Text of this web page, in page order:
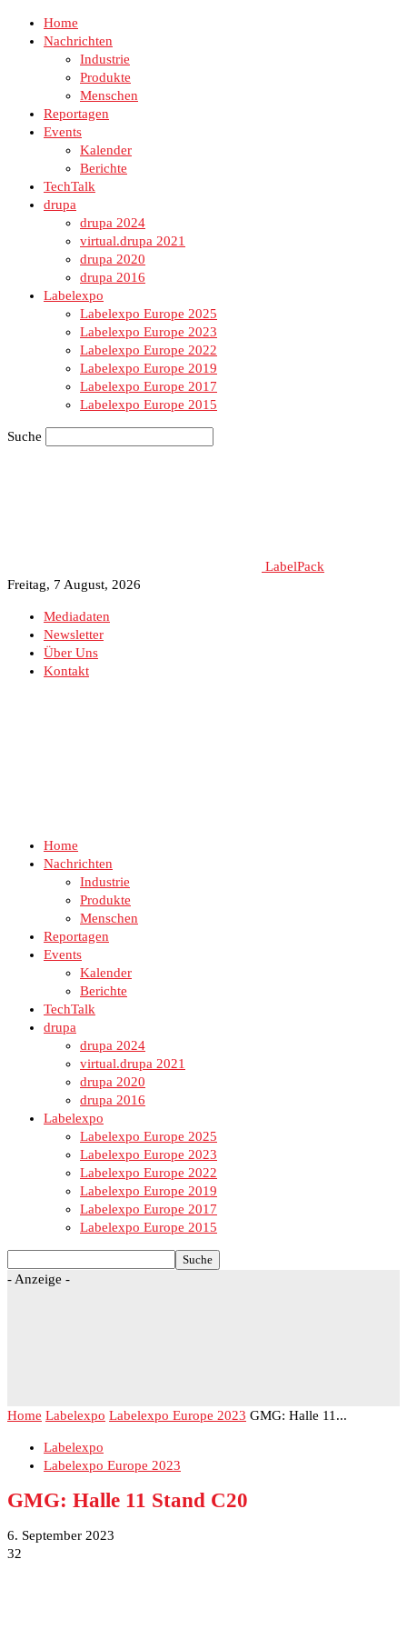
Home
Nachrichten
Industrie
Produkte
Menschen
Reportagen
Events
Kalender
Berichte
TechTalk
drupa
drupa 2024
virtual.drupa 2021
drupa 2020
drupa 2016
Labelexpo
Labelexpo Europe 2025
Labelexpo Europe 2023
Labelexpo Europe 2022
Labelexpo Europe 2019
Labelexpo Europe 2017
Labelexpo Europe 2015
Suche
LabelPack
Freitag, 7 August, 2026
Mediadaten
Newsletter
Über Uns
Kontakt
Home
Nachrichten
Industrie
Produkte
Menschen
Reportagen
Events
Kalender
Berichte
TechTalk
drupa
drupa 2024
virtual.drupa 2021
drupa 2020
drupa 2016
Labelexpo
Labelexpo Europe 2025
Labelexpo Europe 2023
Labelexpo Europe 2022
Labelexpo Europe 2019
Labelexpo Europe 2017
Labelexpo Europe 2015
- Anzeige -
Home Labelexpo Labelexpo Europe 2023 GMG: Halle 11...
Labelexpo
Labelexpo Europe 2023
GMG: Halle 11 Stand C20
6. September 2023
32